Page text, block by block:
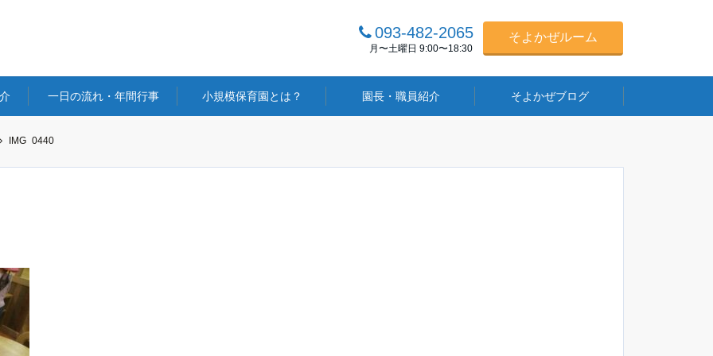
093-482-2065
月〜土曜日 9:00〜18:30
そよかぜルーム
一日の流れ・年間行事 小規模保育園とは？ 園長・職員紹介 そよかぜブログ
IMG_0440